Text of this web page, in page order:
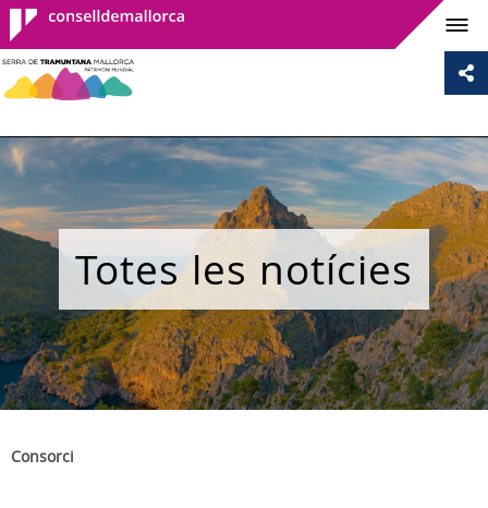
Consell de
Mallorca
Totes les notícies
Consorci